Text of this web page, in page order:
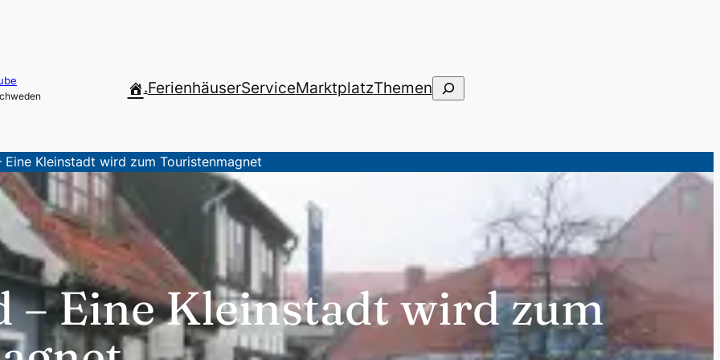
.FerienhäuserServiceMarktplatzThemenSuchen
Kleinstadt wird zum Touristenmagnet
– Eine Kleinstadt wird zum